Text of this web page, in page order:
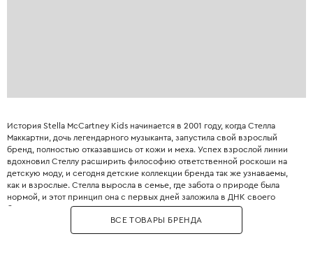
История Stella McCartney Kids начинается в 2001 году, когда Стелла
Маккартни, дочь легендарного музыканта, запустила свой взрослый
бренд, полностью отказавшись от кожи и меха. Успех взрослой линии
вдохновил Стеллу расширить философию ответственной роскоши на
детскую моду, и сегодня детские коллекции бренда так же узнаваемы,
как и взрослые. Стелла выросла в семье, где забота о природе была
нормой, и этот принцип она с первых дней заложила в ДНК своего
бренда. Бренд использует только инновационные экологичные
материалы: органический хлопок, переработанный полиэстер, вискозу
из вторичного сырья и запатентованные веганские материалы. Яркие
ВСЕ ТОВАРЫ БРЕНДА